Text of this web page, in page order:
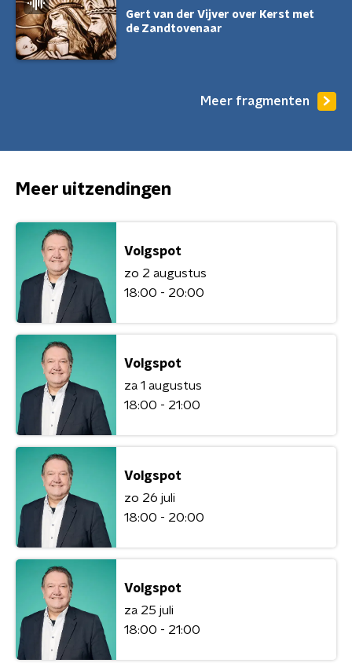
Gert van der Vijver over Kerst met
de Zandtovenaar
Meer fragmenten
Meer uitzendingen
Volgspot
zo 2 augustus
18:00 - 20:00
Volgspot
za 1 augustus
18:00 - 21:00
Volgspot
zo 26 juli
18:00 - 20:00
Volgspot
za 25 juli
18:00 - 21:00